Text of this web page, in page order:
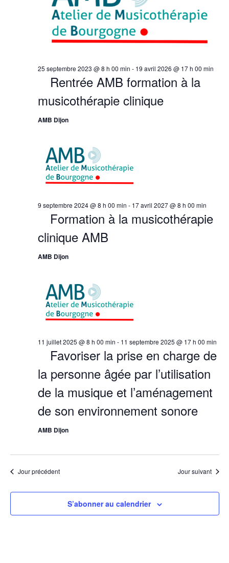
Rentrée AMB formation à la
musicothérapie clinique
25 septembre 2023 @ 8 h 00 min - 19 avril 2026 @ 17 h 00 min
AMB Dijon
Formation à la musicothérapie
clinique AMB
9 septembre 2024 @ 8 h 00 min - 17 avril 2027 @ 8 h 00 min
AMB Dijon
Favoriser la prise en charge de
la personne âgée par l’utilisation
de la musique et l’aménagement
de son environnement sonore
11 juillet 2025 @ 8 h 00 min - 11 septembre 2025 @ 17 h 00 min
AMB Dijon
Jour précédent Jour suivant
S’abonner au calendrier